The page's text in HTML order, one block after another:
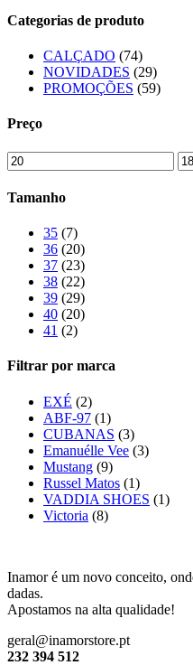
Categorias de produto
CALÇADO (74)
NOVIDADES (29)
PROMOÇÕES (59)
Preço
Preço
mínimo
Tamanho
35 (7)
36 (20)
37 (23)
38 (22)
39 (29)
40 (20)
41 (2)
Filtrar por marca
EXÉ (2)
ABF-97 (1)
CUBANAS (3)
Emanuélle Vee (3)
Mustang (9)
Russel Matos (1)
VADDIA SHOES (1)
Victoria (8)
Inamor é um novo conceito,
dadas.
Apostamos na alta qualidade!
geral@inamorstore.pt
232 394 512